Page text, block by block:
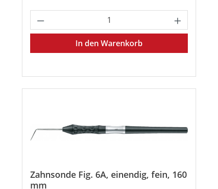
Produkt Anzahl: Gib den
In den Warenkorb
Zahnsonde Fig. 6A, einendig, fein, 160
mm